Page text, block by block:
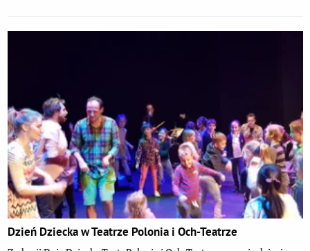
Dzień Dziecka w Teatrze Polonia i Och-Teatrze